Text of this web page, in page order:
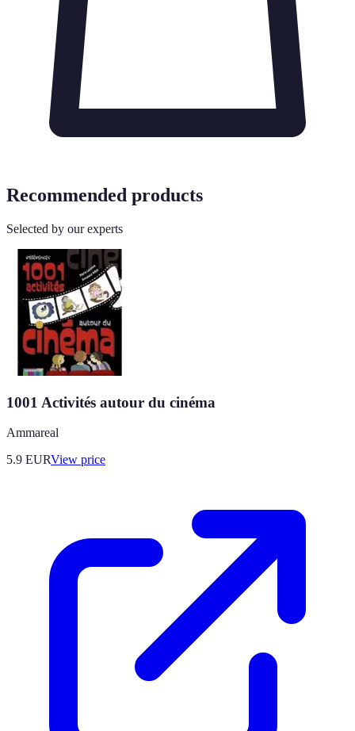
Recommended products
Selected by our experts
1001 Activités autour du cinéma
Ammareal
5.9 EURView price